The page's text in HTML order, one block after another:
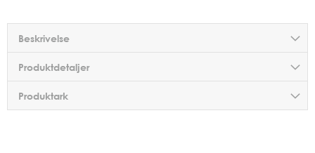
Beskrivelse
Produktdetaljer
Produktark